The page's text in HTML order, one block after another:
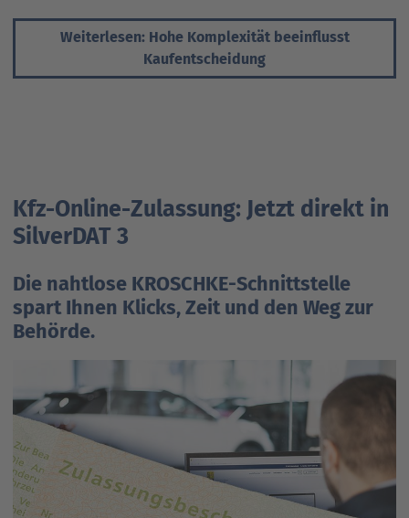
Weiterlesen: Hohe Komplexität beeinflusst
Kaufentscheidung
Kfz-Online-Zulassung: Jetzt direkt in
SilverDAT 3
Die nahtlose KROSCHKE-Schnittstelle
spart Ihnen Klicks, Zeit und den Weg zur
Behörde.